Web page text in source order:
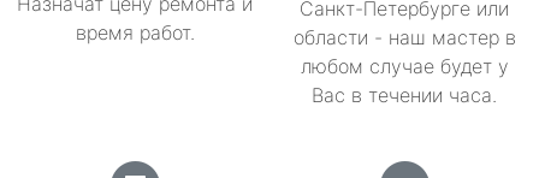
время работ.
Санкт-Петербурге или
области - наш мастер в
любом случае будет у
Вас в течении часа.